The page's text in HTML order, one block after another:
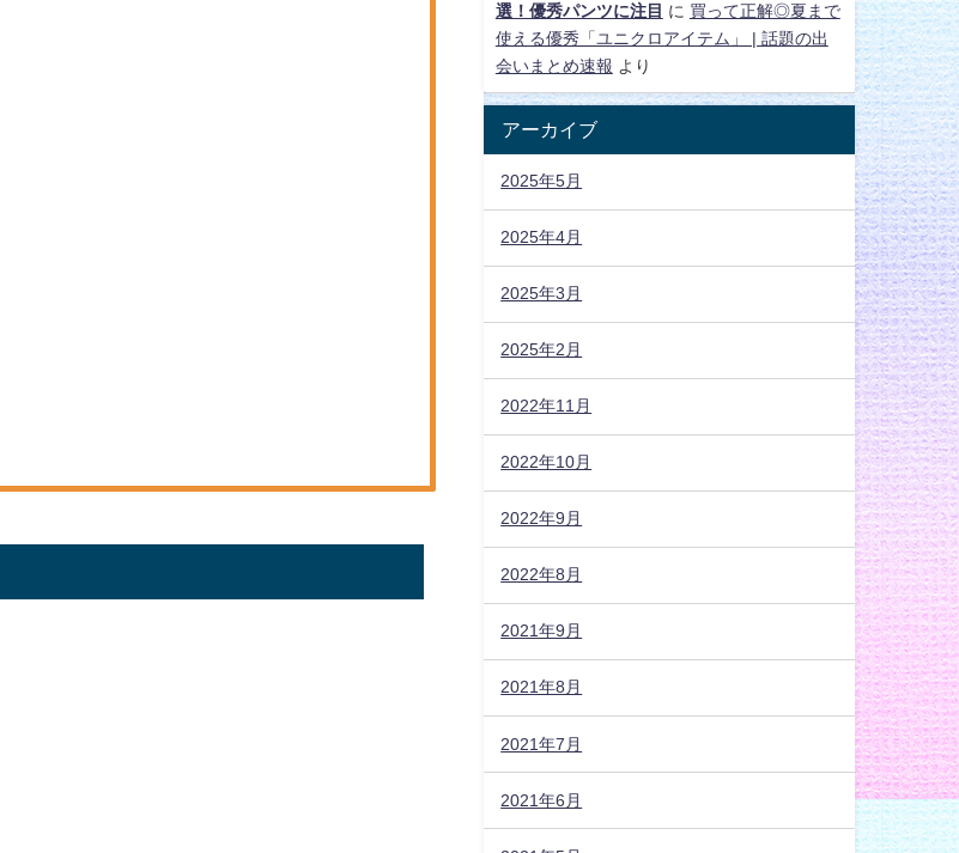
選！優秀パンツに注目 に 買って正解◎夏まで
使える優秀「ユニクロアイテム」 | 話題の出
会いまとめ速報 より
アーカイブ
2025年5月
2025年4月
2025年3月
2025年2月
2022年11月
2022年10月
2022年9月
2022年8月
2021年9月
2021年8月
2021年7月
2021年6月